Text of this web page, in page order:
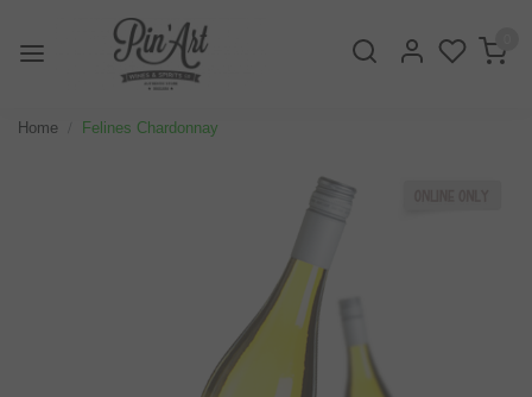
Home Felines Chardonnay